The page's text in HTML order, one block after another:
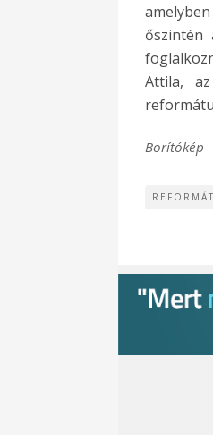
őszintén
Attila,
Borítókép